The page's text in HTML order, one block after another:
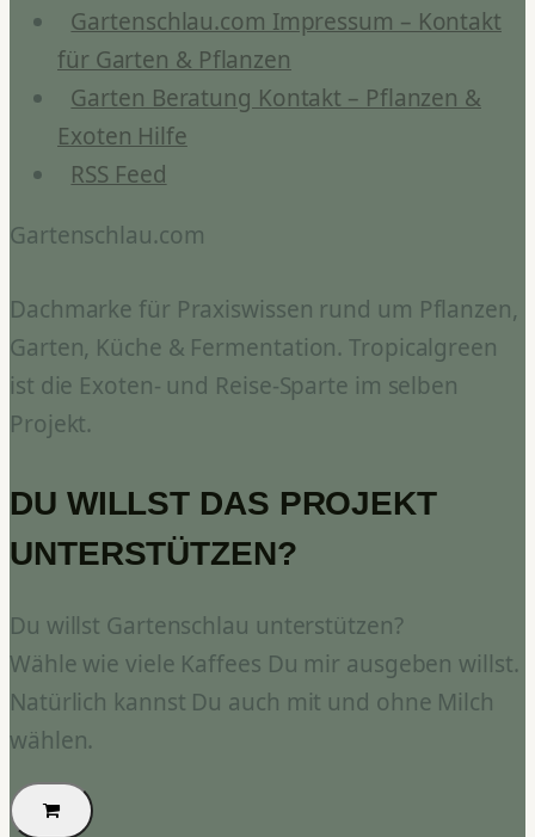
Gartenschlau.com Impressum – Kontakt
für Garten & Pflanzen
Garten Beratung Kontakt – Pflanzen &
Exoten Hilfe
RSS Feed
Gartenschlau.com
Dachmarke für Praxiswissen rund um Pflanzen,
Garten, Küche & Fermentation. Tropicalgreen
ist die Exoten- und Reise-Sparte im selben
Projekt.
DU WILLST DAS PROJEKT
UNTERSTÜTZEN?
Du willst Gartenschlau unterstützen?
Wähle wie viele Kaffees Du mir ausgeben willst.
Natürlich kannst Du auch mit und ohne Milch
wählen.